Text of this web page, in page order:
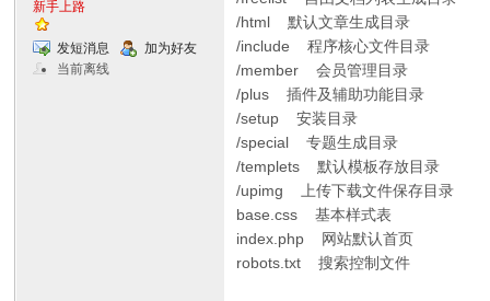
新手上路
发短消息
加为好友
当前离线
/html 默认文章生成目录
/include 程序核心文件目录
/member 会员管理目录
/plus 插件及辅助功能目录
/setup 安装目录
/special 专题生成目录
/templets 默认模板存放目录
/upimg 上传下载文件保存目录
base.css 基本样式表
index.php 网站默认首页
robots.txt 搜索控制文件